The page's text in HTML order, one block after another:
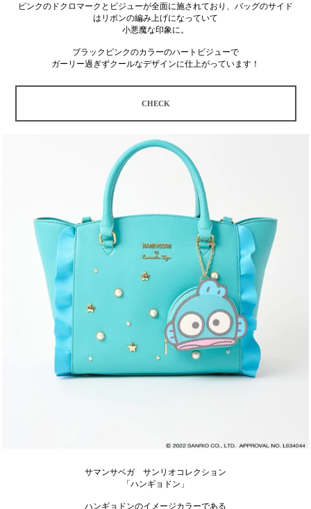
ピンクのドクロマークとビジューが全面に施されており、バッグのサイド
はリボンの編み上げになっていて
小悪魔な印象に。
ブラックピンクのカラーのハートビジューで
ガーリー過ぎずクールなデザインに仕上がっています！
CHECK
サマンサベガ サンリオコレクション
「ハンギョドン」
ハンギョドンのイメージカラーである